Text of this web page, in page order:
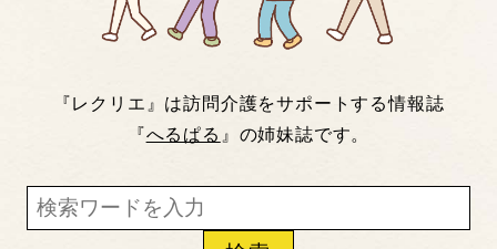
『レクリエ』は訪問介護をサポートする情報誌
『へるぱる 』の姉妹誌です。